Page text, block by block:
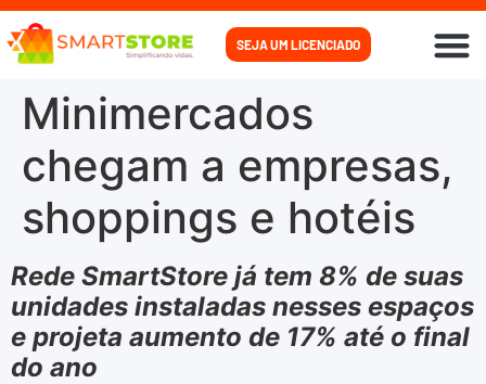
SEJA UM LICENCIADO
Minimercados
chegam a empresas,
shoppings e hotéis
Rede SmartStore já tem 8% de suas
unidades instaladas nesses espaços
e projeta aumento de 17% até o final
do ano